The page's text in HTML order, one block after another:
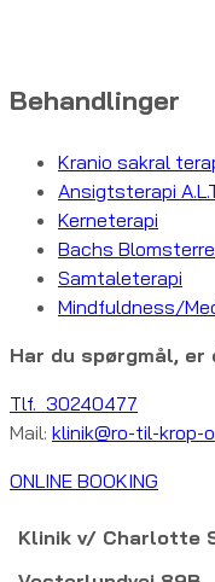
Behandlinger
Kranio sakral
Ansigtsterapi
Kerneterapi
Bachs
Samtaleterapi
Mindfuldness/
Har du spørgmål,
Tlf. 30240477
Mail: klinik@ro-til-krop-
ONLINE BOOKING
Klinik v/ Charlotte